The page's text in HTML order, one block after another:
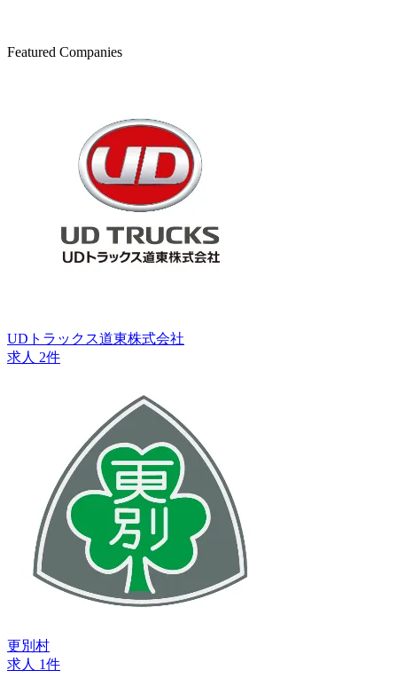
Featured Companies
UDトラックス道東株式会社
求人 2件
更別村
求人 1件